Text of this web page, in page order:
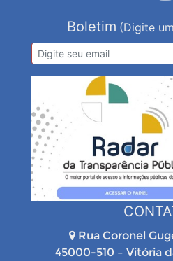
Boletim (Digite
Rua Coronel
45000-510 – Vitória